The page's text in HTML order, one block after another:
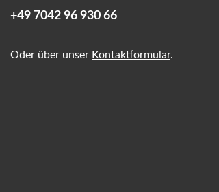
+49 7042 96 930 66
Oder über unser Kontaktformular.